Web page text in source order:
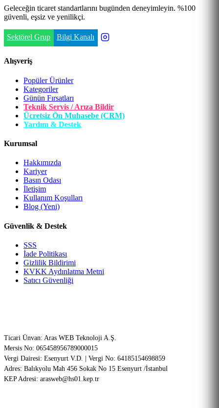
Geleceğin ticaret standartlarını bugünden deneyimleyin. %100
güvenli, eşsiz ve yenilikçi.
Sektörel Grup Bilgi Kanalı
Alışveriş
Popüler Ürünler
Kategoriler
Günün Fırsatları
Teknik Servis / Arıza Bildir
Ücretsiz Ön Muhasebe (CRM)
Yardım & Destek
Kurumsal
Hakkımızda
Kariyer
Basın Odası
İletişim
Kullanım Koşulları
Blog (Yeni)
Güvenlik & Destek
SSS
İade Politikası
Gizlilik Bildirimi
KVKK Aydınlatma Metni
Satıcı Güvenliği
Ticari Ünvan: Aras WEB Teknoloji A.Ş.
Mersis No: 065458956789000015
Vergi Dairesi: Esenyurt V.D. | Vergi No: 64185154698859
Adres: Balıkyolu Mah 456 Sokak No 15 Esenyurt /İstanbul
KEP Adresi: arasweb@hs01.kep.tr